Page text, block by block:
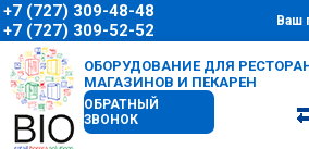
+7 (727) 309-48-48
+7 (727) 309-52-52
Ваш
ОБОРУДОВАНИЕ ДЛЯ
МАГАЗИНОВ И ПЕКАРЕН
ОБРАТНЫЙ
ЗВОНОК